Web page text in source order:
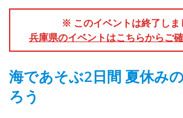
※ このイベントは終了しま
兵庫県のイベントはこちらからご確
海であそぶ2日間 夏休み
ろう